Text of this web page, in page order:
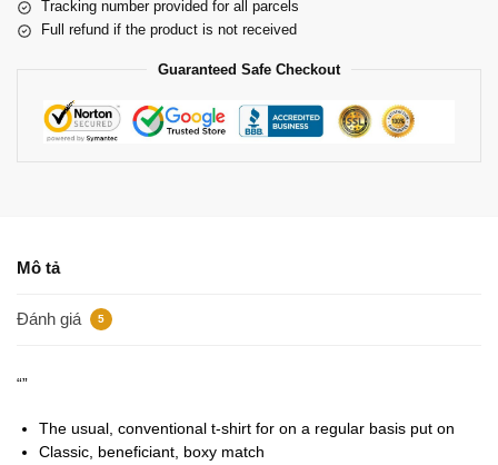
Tracking number provided for all parcels
Full refund if the product is not received
Guaranteed Safe Checkout
Mô tả
Đánh giá 5
“”
The usual, conventional t-shirt for on a regular basis put on
Classic, beneficiant, boxy match